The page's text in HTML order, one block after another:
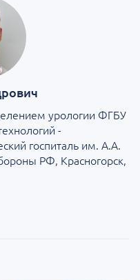
урологии ФГБУ
-
госпиталь им. А.А.
РФ, Красногорск,